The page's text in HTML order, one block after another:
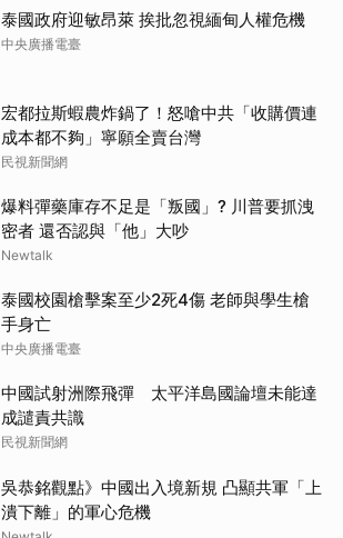
泰國政府迎敏昂萊 挨批忽視緬甸人權危機
中央廣播電臺
宏都拉斯蝦農炸鍋了！怒嗆中共「收購價連
成本都不夠」寧願全賣台灣
民視新聞網
爆料彈藥庫存不足是「叛國」? 川普要抓洩
密者 還否認與「他」大吵
Newtalk
泰國校園槍擊案至少2死4傷 老師與學生槍
手身亡
中央廣播電臺
中國試射洲際飛彈 太平洋島國論壇未能達
成譴責共識
民視新聞網
吳恭銘觀點》中國出入境新規 凸顯共軍「上
潰下離」的軍心危機